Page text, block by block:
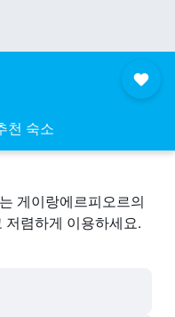
천 숙소
게이랑에르피오르의
렴하게 이용하세요.